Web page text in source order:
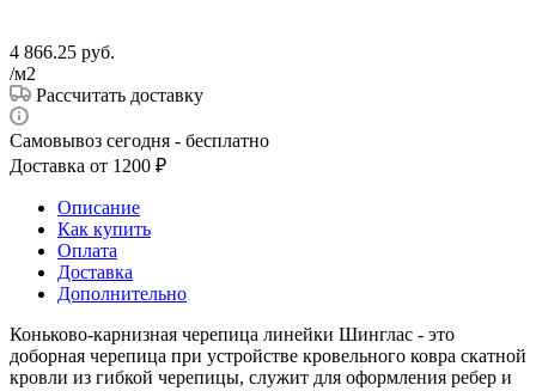
4 866.25 руб.
/м2
Рассчитать доставку
Самовывоз сегодня - бесплатно
Доставка от 1200 ₽
Описание
Как купить
Оплата
Доставка
Дополнительно
Коньково-карнизная черепица линейки Шинглас - это
доборная черепица при устройстве кровельного ковра скатной
кровли из гибкой черепицы, служит для оформления ребер и